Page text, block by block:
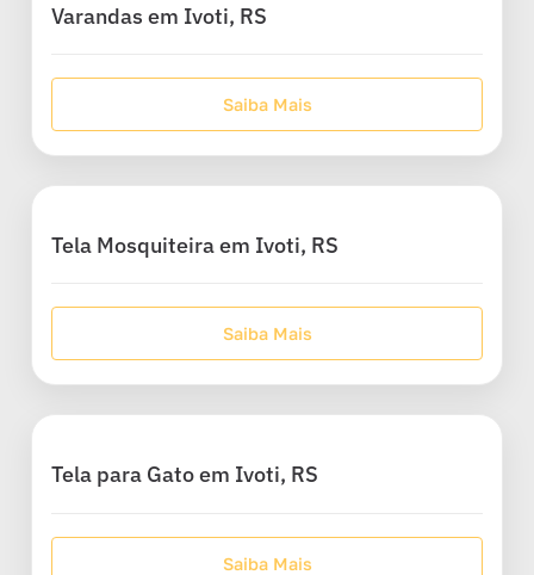
Varandas em Ivoti, RS
Saiba Mais
Tela Mosquiteira em Ivoti, RS
Saiba Mais
Tela para Gato em Ivoti, RS
Saiba Mais